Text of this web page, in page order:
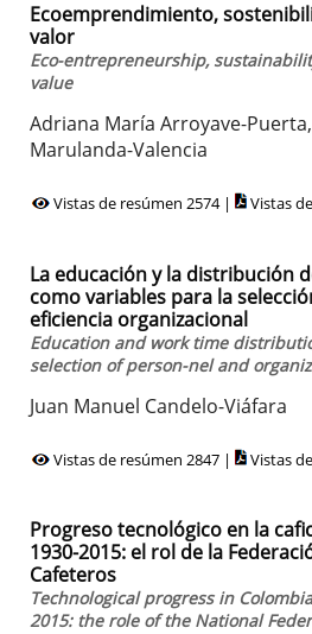
Ecoemprendimiento,
valor
Eco-entrepreneurship,
value
Adriana María Arroyave-
Marulanda-Valencia
Vistas de resúmen 2574 | Vistas
La educación y la distribución
como variables para la
eficiencia organizacional
Education and work time
selection of person-nel and
Juan Manuel Candelo-Viáfara
Vistas de resúmen 2847 | Vistas
Progreso tecnológico en la
1930-2015: el rol de la
Cafeteros
Technological progress in
2015: the role of the National